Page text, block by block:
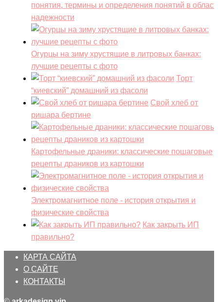
понятия, термины и определения понятий в
надежности
Огурцы на зиму хрустящие в литровых банках:
лучшие рецепты с фото
Торт
“киевский” домашний из фасоли
Свой хлеб от
ришара бертине
Картофельные драники: классические пошаговые
рецепты драников из картошки
Электромагнитное поле - история открытия и
физические свойства
Как закрыть ИП
правильно?
КАРТА САЙТА
О САЙТЕ
КОНТАКТЫ